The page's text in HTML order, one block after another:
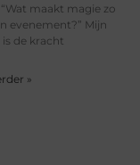
maakt magie zo
evenement?” Mijn
de kracht
»